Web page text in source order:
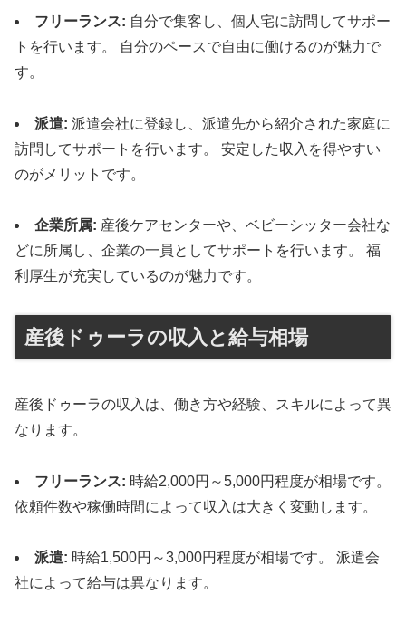
フリーランス: 自分で集客し、個人宅に訪問してサポー
トを行います。 自分のペースで自由に働けるのが魅力で
す。
派遣: 派遣会社に登録し、派遣先から紹介された家庭に
訪問してサポートを行います。 安定した収入を得やすい
のがメリットです。
企業所属: 産後ケアセンターや、ベビーシッター会社な
どに所属し、企業の一員としてサポートを行います。 福
利厚生が充実しているのが魅力です。
産後ドゥーラの収入と給与相場
産後ドゥーラの収入は、働き方や経験、スキルによって異
なります。
フリーランス: 時給2,000円～5,000円程度が相場です。
依頼件数や稼働時間によって収入は大きく変動します。
派遣: 時給1,500円～3,000円程度が相場です。 派遣会
社によって給与は異なります。